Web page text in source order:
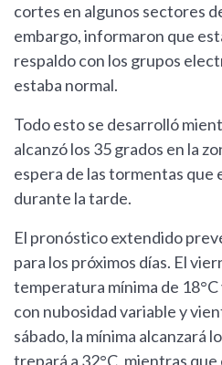
cortes en algunos sectores
embargo, informaron que
respaldo con los grupos
estaba normal.
Todo esto se desarrolló
alcanzó los 35 grados en la
espera de las tormentas que
durante la tarde.
El pronóstico extendido
para los próximos días. El
temperatura mínima de 18°C
con nubosidad variable y
sábado, la mínima alcanzará
trepará a 32°C, mientras que